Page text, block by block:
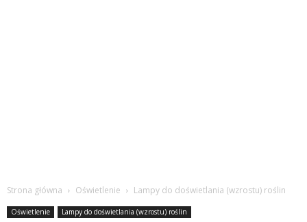
Strona główna Oświetlenie Lampy do doświetlania (wzrostu) roślin
Oświetlenie Lampy do doświetlania (wzrostu) roślin